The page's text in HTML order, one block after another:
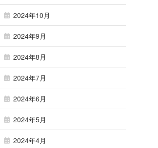
2024年10月
2024年9月
2024年8月
2024年7月
2024年6月
2024年5月
2024年4月